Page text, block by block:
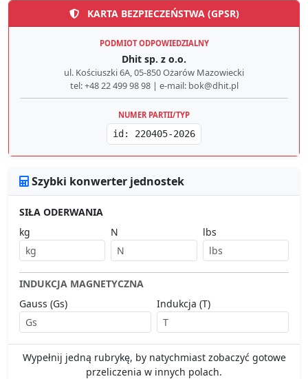
KARTA BEZPIECZEŃSTWA (GPSR)
PODMIOT ODPOWIEDZIALNY
Dhit sp. z o.o.
ul. Kościuszki 6A, 05-850 Ożarów Mazowiecki
tel: +48 22 499 98 98 | e-mail: bok@dhit.pl
NUMER PARTII/TYP
id: 220405-2026
Szybki konwerter jednostek
SIŁA ODERWANIA
kg
N lbs
INDUKCJA MAGNETYCZNA
Gauss (Gs)
Indukcja (T)
Wypełnij jedną rubrykę, by natychmiast zobaczyć gotowe
przeliczenia w innych polach.